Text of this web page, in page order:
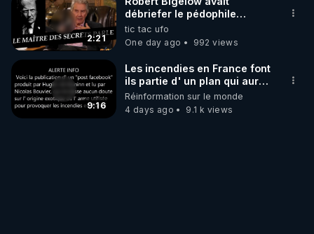
2:21
débriefer le pédophile
génocidaire de donald j
trump
tic tac ufo
One day ago
992 views
9:16
Les incendies en France font
ils partie d' un plan qui aurait
débuté le 11 septembre 2001
?
Réinformation sur le monde
4 days ago
9.1 k views